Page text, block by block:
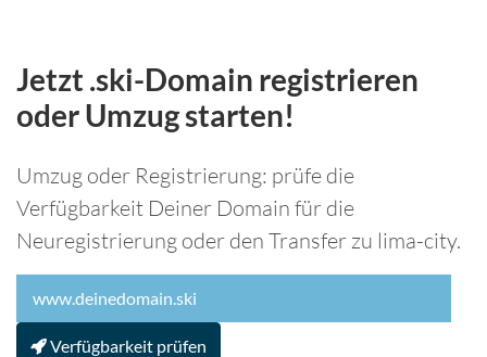
Jetzt .ski-Domain registrieren
oder Umzug starten!
Umzug oder Registrierung: prüfe die
Verfügbarkeit Deiner Domain für die
Neuregistrierung oder den Transfer zu lima-city.
Verfügbarkeit prüfen